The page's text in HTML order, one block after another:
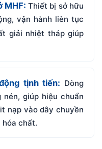
MHF: Thiết bị sở hữu
vận hành liên tục
giải nhiệt tháp giúp
tịnh tiến: Dòng
giúp hiệu chuẩn
nạp vào dây chuyền
hóa chất.